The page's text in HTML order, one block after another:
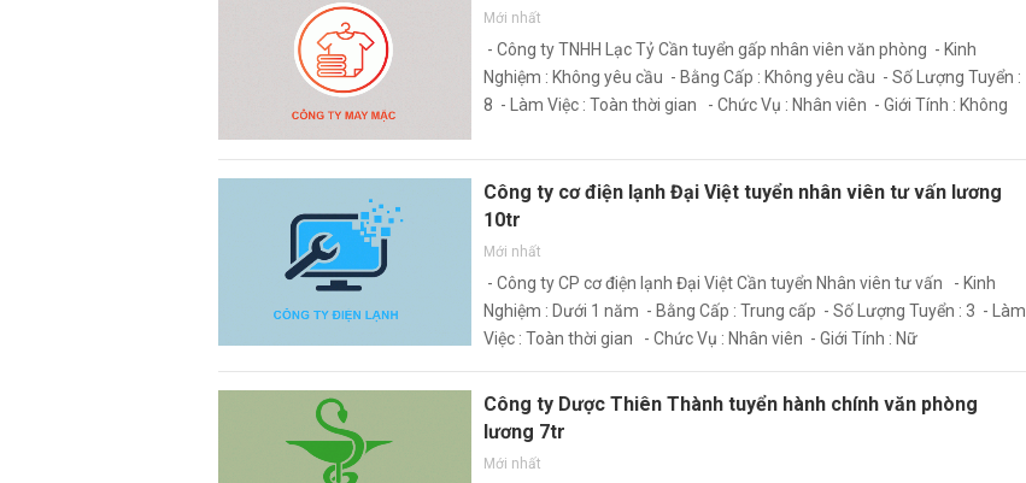
Mới nhất
- Công ty TNHH Lạc Tỷ Cần tuyển gấp nhân viên văn phòng - Kinh
Nghiệm : Không yêu cầu - Bằng Cấp : Không yêu cầu - Số Lượng Tuyển :
8 - Làm Việc : Toàn thời gian - Chức Vụ : Nhân viên - Giới Tính : Không
Công ty cơ điện lạnh Đại Việt tuyển nhân viên tư vấn lương
10tr
Mới nhất
- Công ty CP cơ điện lạnh Đại Việt Cần tuyển Nhân viên tư vấn - Kinh
Nghiệm : Dưới 1 năm - Bằng Cấp : Trung cấp - Số Lượng Tuyển : 3 - Làm
Việc : Toàn thời gian - Chức Vụ : Nhân viên - Giới Tính : Nữ
Công ty Dược Thiên Thành tuyển hành chính văn phòng
lương 7tr
Mới nhất